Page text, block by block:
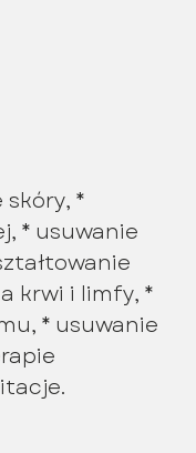
*
* usuwanie
krwi i limfy, *
* usuwanie